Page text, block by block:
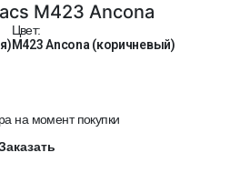
M423 Ancona
Цвет:
M423 Ancona (коричневый)
на момент покупки